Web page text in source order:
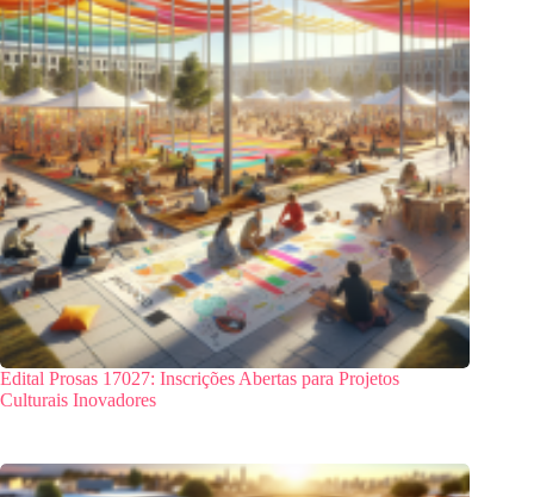
Edital Prosas 17027: Inscrições Abertas para Projetos
Culturais Inovadores